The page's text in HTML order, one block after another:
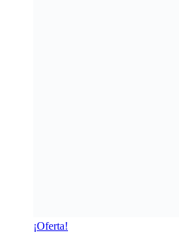
¡Oferta!